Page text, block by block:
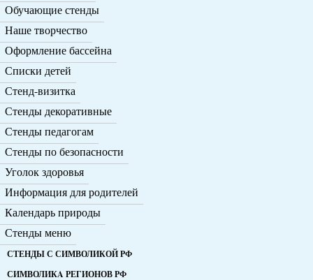
Обучающие стенды
Наше творчество
Оформление бассейна
Списки детей
Стенд-визитка
Стенды декоративные
Стенды педагогам
Стенды по безопасности
Уголок здоровья
Информация для родителей
Календарь природы
Стенды меню
СТЕНДЫ С СИМВОЛИКОЙ РФ
СИМВОЛИКA РЕГИОНОВ РФ